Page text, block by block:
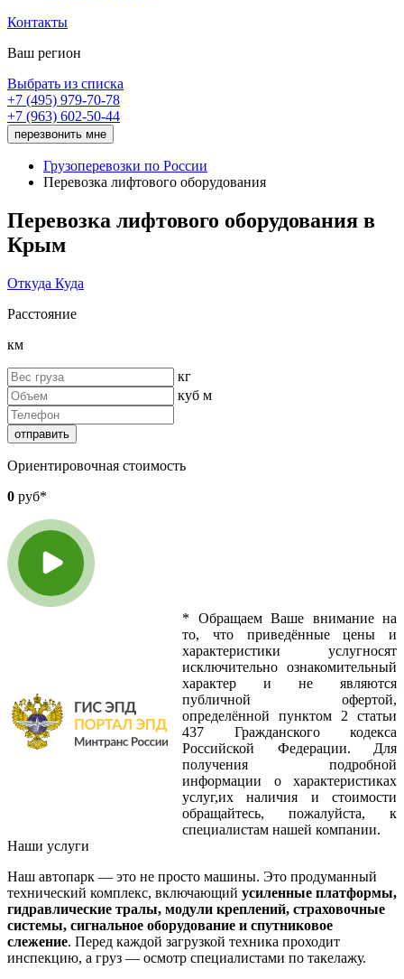
Контакты
Ваш регион
Выбрать из списка
+7 (495) 979-70-78
+7 (963) 602-50-44
перезвонить мне
Грузоперевозки по России
Перевозка лифтового оборудования
Перевозка лифтового оборудования в
Крым
Откуда Куда
Расстояние
км
кг
куб м
отправить
Ориентировочная стоимость
0 руб*
* Обращаем Ваше внимание на
то, что приведённые цены и
характеристики услугносят
исключительно ознакомительный
характер и не являются
публичной офертой,
определённой пунктом 2 статьи
437 Гражданского кодекса
Российской Федерации. Для
получения подробной
информации о характеристиках
услуг,их наличия и стоимости
обращайтесь, пожалуйста, к
специалистам нашей компании.
Наши услуги
Наш автопарк — это не просто машины. Это продуманный
технический комплекс, включающий усиленные платформы,
гидравлические тралы, модули креплений, страховочные
системы, сигнальное оборудование и спутниковое
слежение. Перед каждой загрузкой техника проходит
инспекцию, а груз — осмотр специалистами по такелажу.